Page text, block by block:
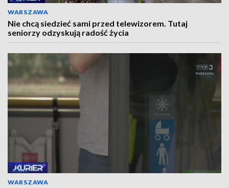
WARSZAWA
Nie chcą siedzieć sami przed telewizorem. Tutaj
seniorzy odzyskują radość życia
WARSZAWA